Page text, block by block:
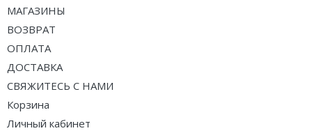
МАГАЗИНЫ
ВОЗВРАТ
ОПЛАТА
ДОСТАВКА
СВЯЖИТЕСЬ С НАМИ
Корзина
Личный кабинет